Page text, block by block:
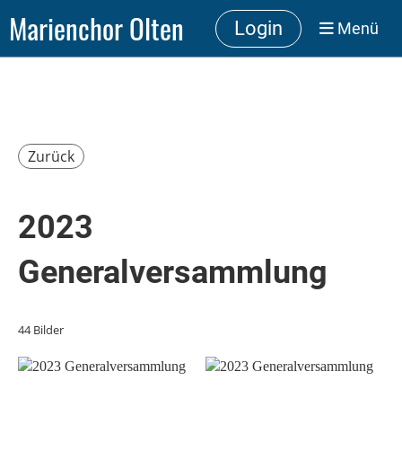
Marienchor Olten Login Menü
Zurück
2023
Generalversammlung
44 Bilder